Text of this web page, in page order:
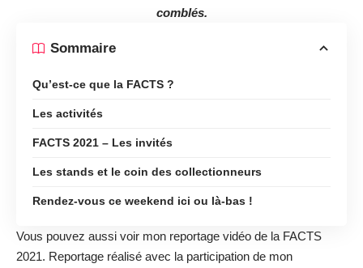
comblés.
Sommaire
Qu’est-ce que la FACTS ?
Les activités
FACTS 2021 – Les invités
Les stands et le coin des collectionneurs
Rendez-vous ce weekend ici ou là-bas !
Vous pouvez aussi voir mon reportage vidéo de la FACTS
2021. Reportage réalisé avec la participation de mon